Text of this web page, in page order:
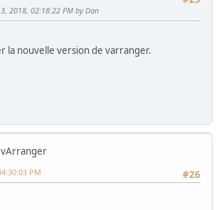
2018, 02:18:22 PM by Dan
la nouvelle version de varranger.
vArranger
#26
PM